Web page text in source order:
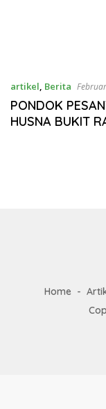
artikel, Berita
PONDOK
HUSNA BUKIT
Home